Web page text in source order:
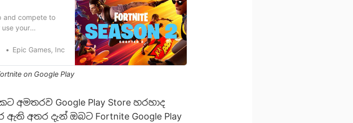
and compete to
use your
4, Xbox
Epic Games, Inc
on Google Play
අමතරව Google Play Store හරහාද
අතර දැන් ඔබට Fortnite Google Play